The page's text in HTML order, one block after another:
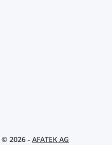
© 2026 - AFATEK AG